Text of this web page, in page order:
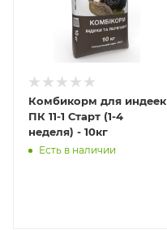
Комбикорм для индеек
ПК 11-1 Старт (1-4
неделя) - 10кг
Есть в наличии